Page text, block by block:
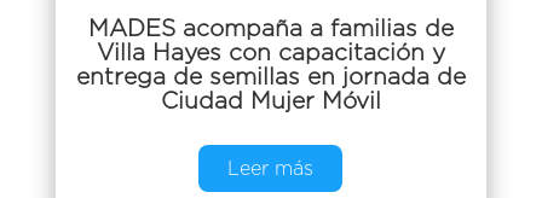
MADES acompaña a familias de
Villa Hayes con capacitación y
entrega de semillas en jornada de
Ciudad Mujer Móvil
Leer más